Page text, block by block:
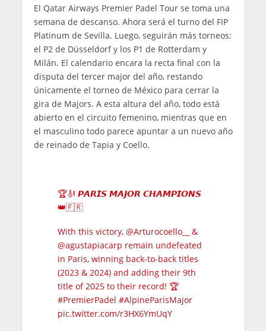
El Qatar Airways Premier Padel Tour se toma una
semana de descanso. Ahora será el turno del FIP
Platinum de Sevilla. Luego, seguirán más torneos:
el P2 de Düsseldorf y los P1 de Rotterdam y
Milán. El calendario encara la recta final con la
disputa del tercer major del año, restando
únicamente el torneo de México para cerrar la
gira de Majors. A esta altura del año, todo está
abierto en el circuito femenino, mientras que en
el masculino todo parece apuntar a un nuevo año
de reinado de Tapia y Coello.
🏆🎻 𝙋𝘼𝙍𝙄𝙎 𝙈𝘼𝙅𝙊𝙍 𝘾𝙃𝘼𝙈𝙋𝙄𝙊𝙉𝙎
👑🇫🇷
With this victory, @Arturocoello__
&
@agustapiacarp remain undefeated
in Paris, winning back-to-back titles
(2023 & 2024) and adding their 9th
title of 2025 to their record! 🏆
#PremierPadel #AlpineParisMajor
pic.twitter.com/r3HX6YmUqY